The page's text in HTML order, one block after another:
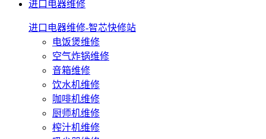
进口电器维修
进口电器维修-智芯快修站
电饭煲维修
空气炸锅维修
音箱维修
饮水机维修
咖啡机维修
厨师机维修
榨汁机维修